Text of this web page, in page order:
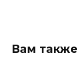
Вам также